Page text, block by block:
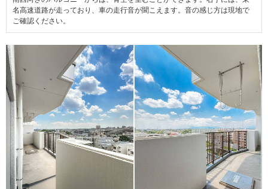
名高速道路が走っており、車の走行音が聞こえます。音の感じ方は現地で
ご確認ください。